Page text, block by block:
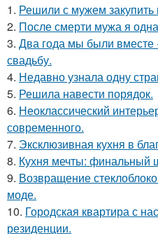
1. Решили с мужем закупить
2. После смерти мужа я
3. Два года мы были вместе
свадьбу.
4. Недавно узнала одну
5. Решила навести порядок.
6. Неоклассический
современного.
7. Эксклюзивная кухня в
8. Кухня мечты: финальный
9. Возвращение
моде.
10. Городская квартира с
резиденции.